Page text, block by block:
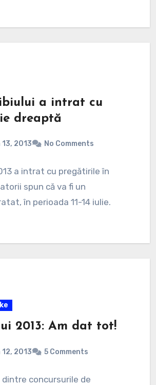
a intrat cu
dreaptă
2013 No Comments
a intrat cu pregătirile în
spun că va fi un
în perioada 11-14 iulie.
2013: Am dat tot!
2013 5 Comments
concursurile de